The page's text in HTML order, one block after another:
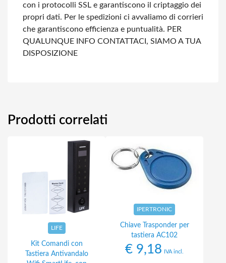
con i protocolli SSL e garantiscono il criptaggio dei
propri dati. Per le spedizioni ci avvaliamo di corrieri
che garantiscono efficienza e puntualità. PER
QUALUNQUE INFO CONTATTACI, SIAMO A TUA
DISPOSIZIONE
Prodotti correlati
LIFE
Kit Comandi con
Tastiera Antivandalo
IPERTRONIC
Chiave Trasponder per
tastiera AC102
€ 9,18 IVA incl.